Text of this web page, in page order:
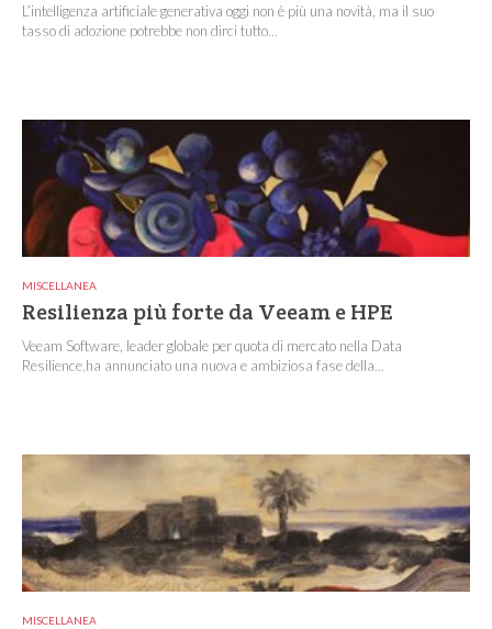
L’intelligenza artificiale generativa oggi non è più una novità, ma il suo
tasso di adozione potrebbe non dirci tutto...
MISCELLANEA
Resilienza più forte da Veeam e HPE
Veeam Software, leader globale per quota di mercato nella Data
Resilience,ha annunciato una nuova e ambiziosa fase della...
MISCELLANEA